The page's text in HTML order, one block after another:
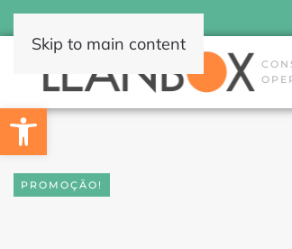
Skip to main content
PROMOÇÃO!
Open toolbar